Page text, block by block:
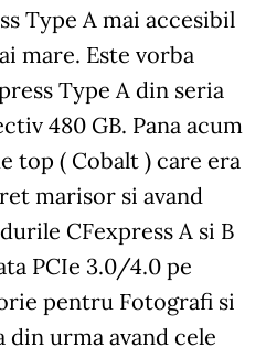
Type A mai accesibil
mare. Este vorba
Type A din seria
480 GB. Pana acum
top ( Cobalt ) care era
marisor si avand
CFexpress A si B
PCIe 3.0/4.0 pe
pentru Fotografi si
din urma avand cele